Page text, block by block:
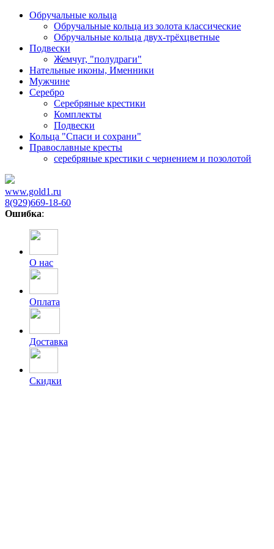
Обручальные кольца
Обручальные кольца из золота классические
Обручальные кольца двух-трёхцветные
Подвески
Жемчуг, "полудраги"
Нательные иконы, Именники
Мужчине
Серебро
Серебряные крестики
Комплекты
Подвески
Кольца "Спаси и сохрани"
Православные кресты
cеребряные крестики с чернением и позолотой
www.gold1.ru
8(929)669-18-60
Ошибка:
О нас
Оплата
Доставка
Скидки